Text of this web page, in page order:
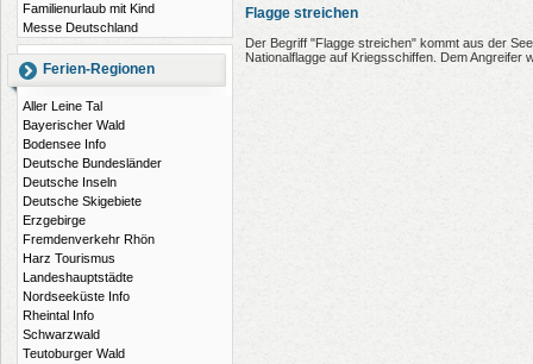
Familienurlaub mit Kind
Messe Deutschland
Ferien-Regionen
Aller Leine Tal
Bayerischer Wald
Bodensee Info
Deutsche Bundesländer
Deutsche Inseln
Deutsche Skigebiete
Erzgebirge
Fremdenverkehr Rhön
Harz Tourismus
Landeshauptstädte
Nordseeküste Info
Rheintal Info
Schwarzwald
Teutoburger Wald
Flagge streichen
Der Begriff "Flagge streichen" kommt aus der
Nationalflagge auf Kriegsschiffen. Dem Angreifer